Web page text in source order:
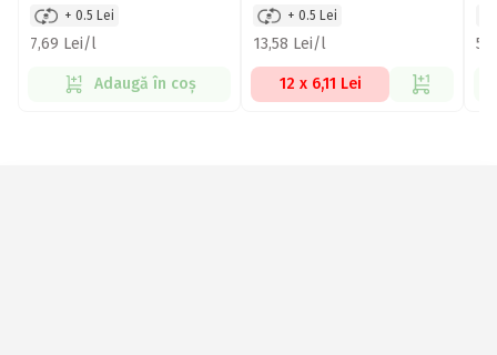
+ 0.5 Lei
7,69 Lei/l
Adaugă în coș
+ 0.5 Lei
13,58 Lei/l
12 x 6,11 Lei